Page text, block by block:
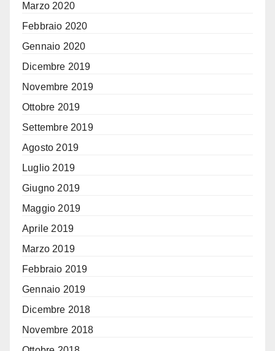
Marzo 2020
Febbraio 2020
Gennaio 2020
Dicembre 2019
Novembre 2019
Ottobre 2019
Settembre 2019
Agosto 2019
Luglio 2019
Giugno 2019
Maggio 2019
Aprile 2019
Marzo 2019
Febbraio 2019
Gennaio 2019
Dicembre 2018
Novembre 2018